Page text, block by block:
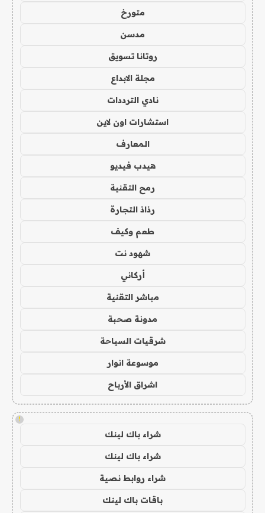
متورخ
مدسن
روتانا تسويق
مجلة الابداع
نادي الترددات
استشارات اون لاين
المعارف
هيدب فيديو
رمح التقنية
رذاذ التجارة
طعم وكيف
شهود نت
أركاني
مباشر التقنية
مدونة صحبة
شرقيات السياحة
موسوعة انوار
اشراق الأرباح
!
شراء باك لينك
شراء باك لينك
شراء روابط نصية
باقات باك لينك